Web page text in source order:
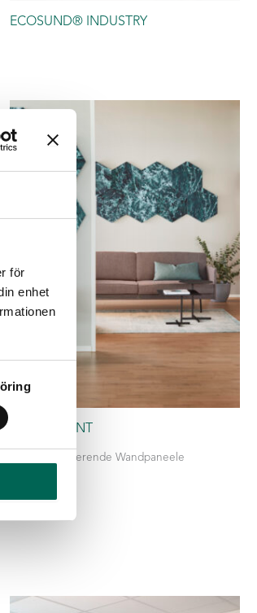
för
enhet
ECOSUND® INDUSTRY
HONEY PRINT
Schallabsorbierende Wandpaneele